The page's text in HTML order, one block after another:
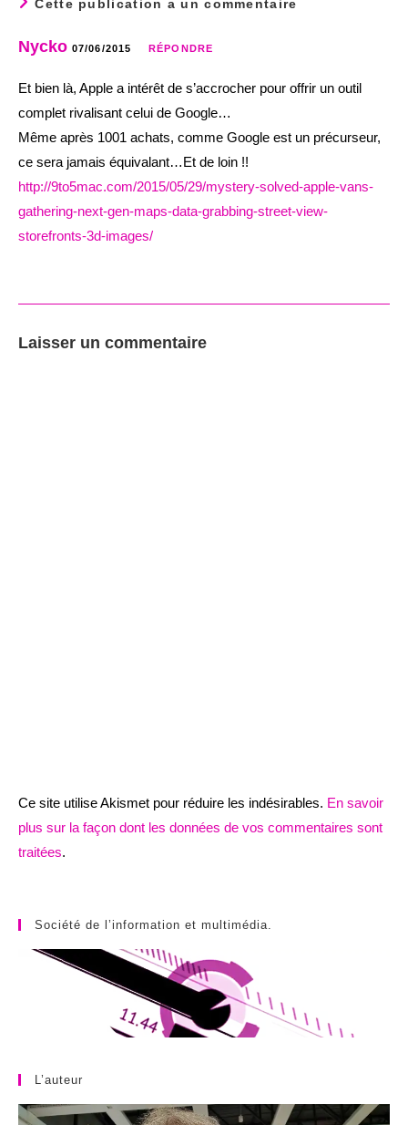
Cette publication a un commentaire
Nycko 07/06/2015 RÉPONDRE
Et bien là, Apple a intérêt de s’accrocher pour offrir un outil
complet rivalisant celui de Google…
Même après 1001 achats, comme Google est un précurseur,
ce sera jamais équivalant…Et de loin !!
http://9to5mac.com/2015/05/29/mystery-solved-apple-vans-
gathering-next-gen-maps-data-grabbing-street-view-
storefronts-3d-images/
Laisser un commentaire
Ce site utilise Akismet pour réduire les indésirables. En savoir
plus sur la façon dont les données de vos commentaires sont
traitées.
Société de l’information et multimédia.
L’auteur